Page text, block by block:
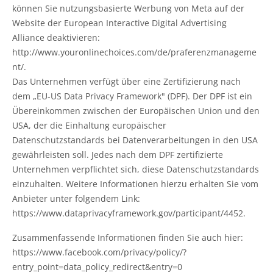
können Sie nutzungsbasierte Werbung von Meta auf der
Website der European Interactive Digital Advertising
Alliance deaktivieren:
http://www.youronlinechoices.com/de/praferenzmanageme
nt/.
Das Unternehmen verfügt über eine Zertifizierung nach
dem „EU-US Data Privacy Framework" (DPF). Der DPF ist ein
Übereinkommen zwischen der Europäischen Union und den
USA, der die Einhaltung europäischer
Datenschutzstandards bei Datenverarbeitungen in den USA
gewährleisten soll. Jedes nach dem DPF zertifizierte
Unternehmen verpflichtet sich, diese Datenschutzstandards
einzuhalten. Weitere Informationen hierzu erhalten Sie vom
Anbieter unter folgendem Link:
https://www.dataprivacyframework.gov/participant/4452.
Zusammenfassende Informationen finden Sie auch hier:
https://www.facebook.com/privacy/policy/?
entry_point=data_policy_redirect&entry=0